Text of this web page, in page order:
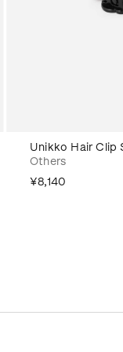
Unikko Hair Clip
Others
¥8,140